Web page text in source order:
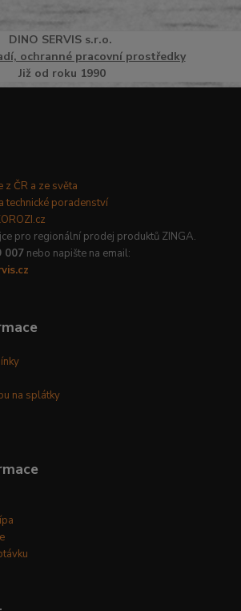
DINO SERVISs.r.o.
ochranné pracovní prostředky
Již od roku 1990
z ČR a ze světa
technické poradenství
pro regionální prodej produktů ZINGA.
007 nebo napište na email:
na splátky